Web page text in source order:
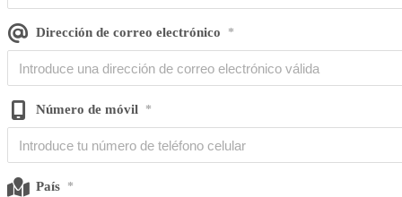
Dirección de correo electrónico *
Número de móvil *
País *